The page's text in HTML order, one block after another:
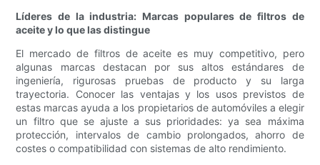
Líderes de la industria: Marcas populares de filtros de
aceite y lo que las distingue
El mercado de filtros de aceite es muy competitivo, pero
algunas marcas destacan por sus altos estándares de
ingeniería, rigurosas pruebas de producto y su larga
trayectoria. Conocer las ventajas y los usos previstos de
estas marcas ayuda a los propietarios de automóviles a elegir
un filtro que se ajuste a sus prioridades: ya sea máxima
protección, intervalos de cambio prolongados, ahorro de
costes o compatibilidad con sistemas de alto rendimiento.